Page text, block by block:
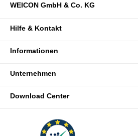
WEICON GmbH & Co. KG
Hilfe & Kontakt
Informationen
Unternehmen
Download Center